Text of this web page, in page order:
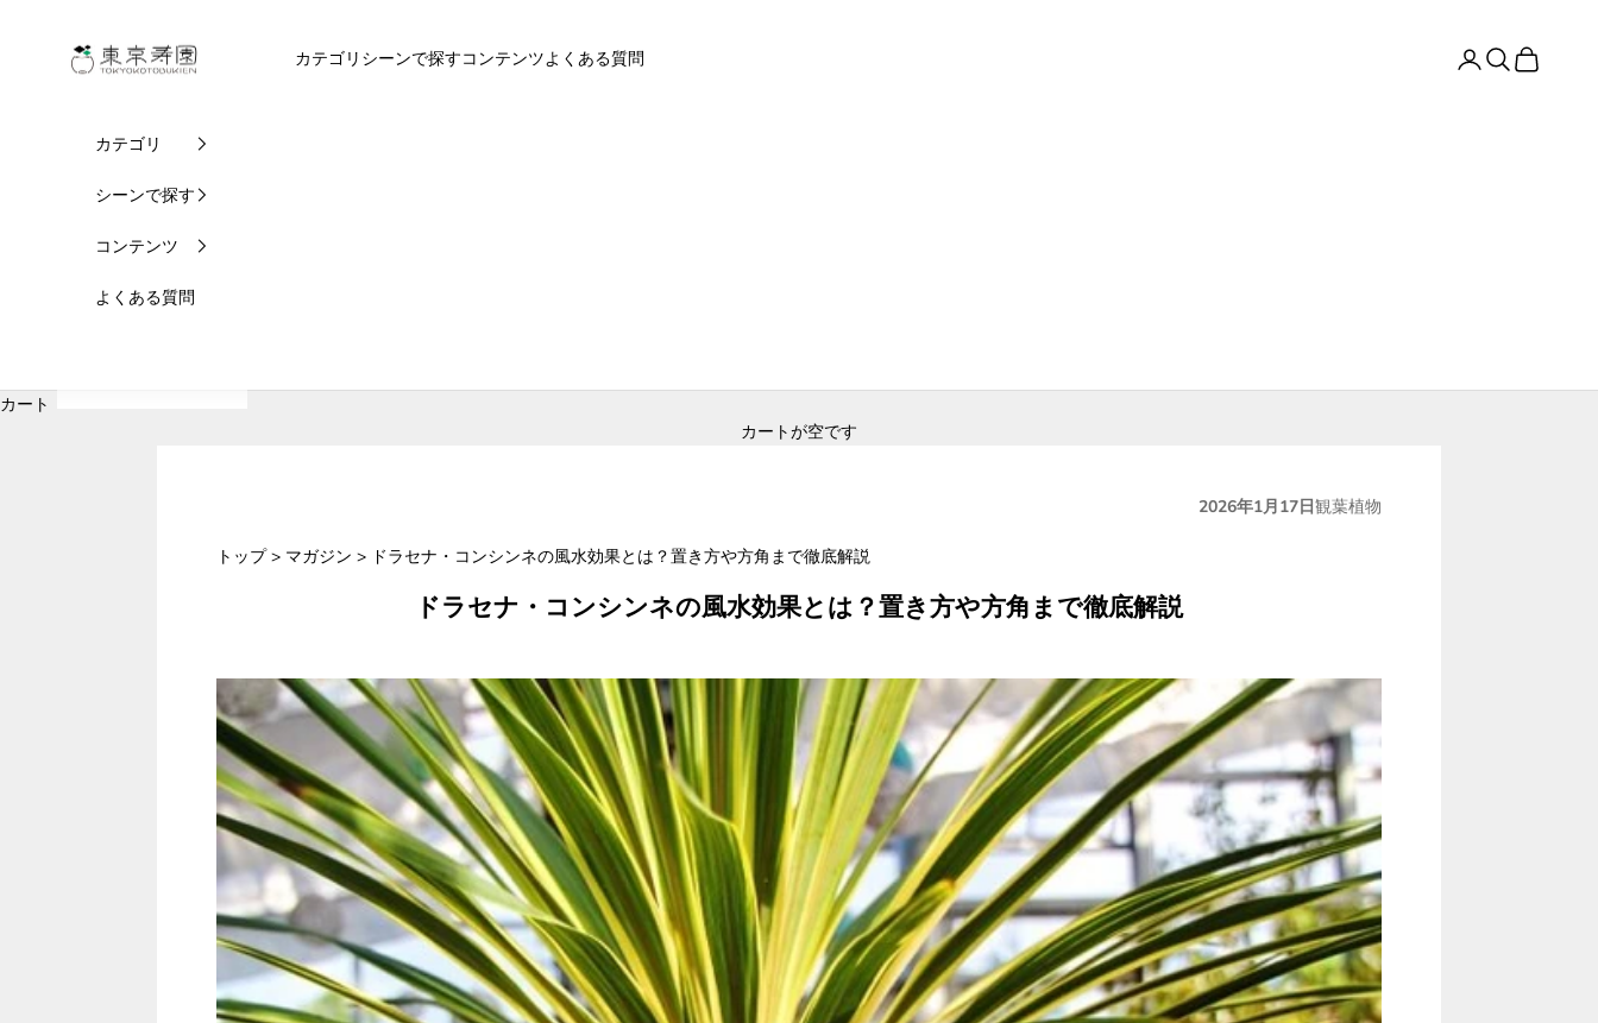
東京寿園
カテゴリ シーンで探すコンテンツよくある質問 ログイン
検索カート
カテゴリ
シーンで探す
コンテンツ
よくある質問
カート
カートが空です
2026年1月17日観葉植物
トップ > マガジン > ドラセナ・コンシンネの風水効果とは？置き方や方角まで徹底解説
ドラセナ・コンシンネの風水効果とは？置き方や方角まで徹底解説